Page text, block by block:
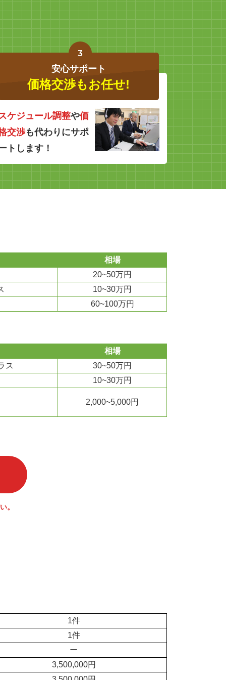
3
安心サポート
価格交渉もお任せ!
ケジュール調整や価
交渉も代わりにサポ
トします！
相場
20~50万円
10~30万円
60~100万円
相場
ス
30~50万円
10~30万円
2,000~5,000円
。
1件
1件
ー
3,500,000円